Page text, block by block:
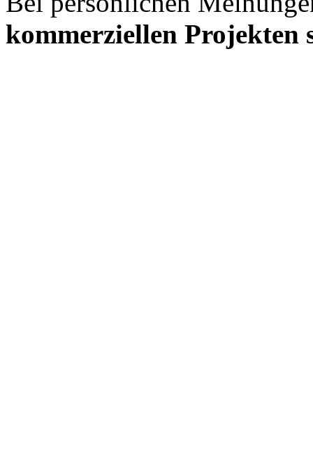
kommerziellen Projekten